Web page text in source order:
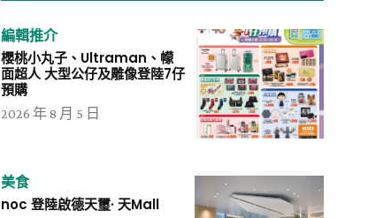
編輯推介
櫻桃小丸子、Ultraman、幪
面超人 大型公仔及雕像登陸7仔
預購
2026 年 8 月 5 日
美食
noc 登陸啟德天璽· 天Mall